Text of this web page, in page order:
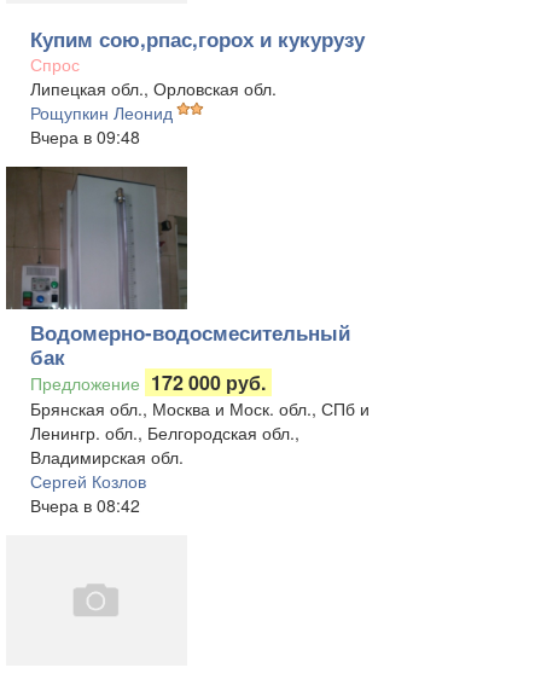
Купим сою,рпас,горох и кукурузу
Спрос
Липецкая обл., Орловская обл.
Рощупкин Леонид
Вчера в 09:48
Водомерно-водосмесительный
бак
Предложение 172 000 руб.
Брянская обл., Москва и Моск. обл., СПб и
Ленингр. обл., Белгородская обл.,
Владимирская обл.
Сергей Козлов
Вчера в 08:42